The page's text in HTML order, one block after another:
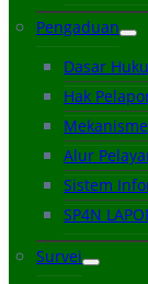
Pengaduan
Dasar
Hak
Alur
Sistem
SP4N
Survei